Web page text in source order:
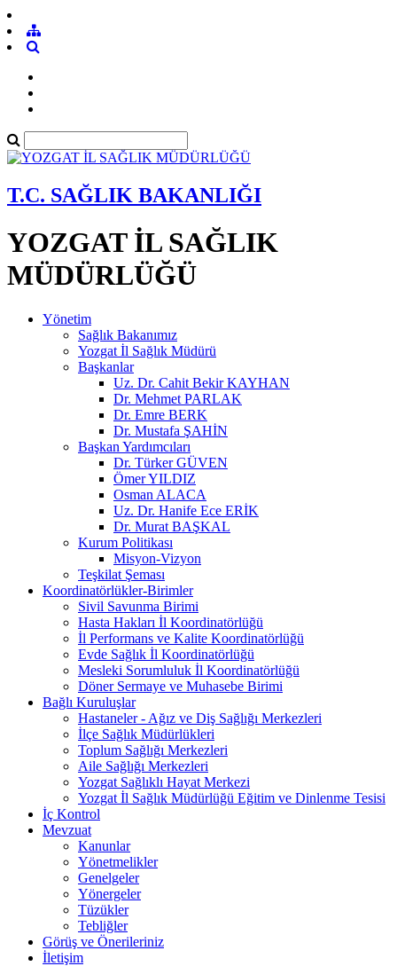
T.C. SAĞLIK BAKANLIĞI
YOZGAT İL SAĞLIK
MÜDÜRLÜĞÜ
Yönetim
Sağlık Bakanımız
Yozgat İl Sağlık Müdürü
Başkanlar
Uz. Dr. Cahit Bekir KAYHAN
Dr. Mehmet PARLAK
Dr. Emre BERK
Dr. Mustafa ŞAHİN
Başkan Yardımcıları
Dr. Türker GÜVEN
Ömer YILDIZ
Osman ALACA
Uz. Dr. Hanife Ece ERİK
Dr. Murat BAŞKAL
Kurum Politikası
Misyon-Vizyon
Teşkilat Şeması
Koordinatörlükler-Birimler
Sivil Savunma Birimi
Hasta Hakları İl Koordinatörlüğü
İl Performans ve Kalite Koordinatörlüğü
Evde Sağlık İl Koordinatörlüğü
Mesleki Sorumluluk İl Koordinatörlüğü
Döner Sermaye ve Muhasebe Birimi
Bağlı Kuruluşlar
Hastaneler - Ağız ve Diş Sağlığı Merkezleri
İlçe Sağlık Müdürlükleri
Toplum Sağlığı Merkezleri
Aile Sağlığı Merkezleri
Yozgat Sağlıklı Hayat Merkezi
Yozgat İl Sağlık Müdürlüğü Eğitim ve Dinlenme Tesisi
İç Kontrol
Mevzuat
Kanunlar
Yönetmelikler
Genelgeler
Yönergeler
Tüzükler
Tebliğler
Görüş ve Önerileriniz
İletişim